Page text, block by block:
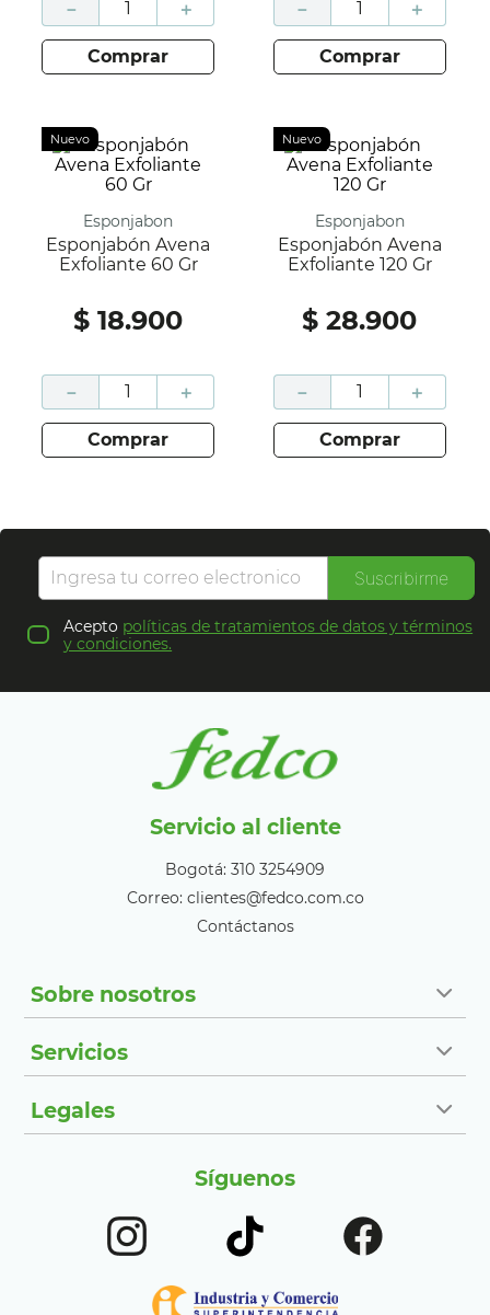
＋
－
comprar
＋
－
comprar
Nuevo
Esponjabon
Esponjabón Avena
Exfoliante 60 Gr
$ 18.900
＋
－
comprar
Nuevo
Esponjabon
Esponjabón Avena
Exfoliante 120 Gr
$ 28.900
＋
－
comprar
Suscribirme
Acepto políticas de tratamientos de datos y términos
y condiciones.
Servicio al cliente
Bogotá: 310 3254909
Correo: clientes@fedco.com.co
Contáctanos
Sobre nosotros
Servicios
Legales
Síguenos